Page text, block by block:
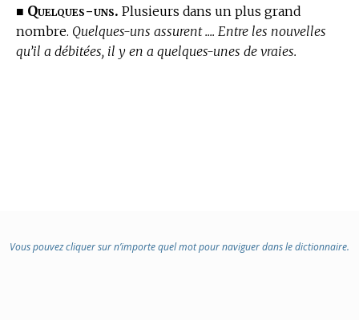
■ Quelques-uns. Plusieurs dans un plus grand
nombre. Quelques-uns assurent .... Entre les nouvelles
qu’il a débitées, il y en a quelques-unes de vraies.
Vous pouvez cliquer sur n’importe quel mot pour naviguer dans le dictionnaire.